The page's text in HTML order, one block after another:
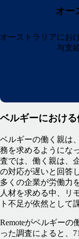
オー
オーストラリアにお
与支
ベルギーにおけ
ベルギーの働く親は
務を求めるようにな
査では、働く親は、
の対応が遅いと回答
多くの企業が労働力
人材を求める中、リ
ト不足が依然として
Remoteがベルギーの
った調査によると、